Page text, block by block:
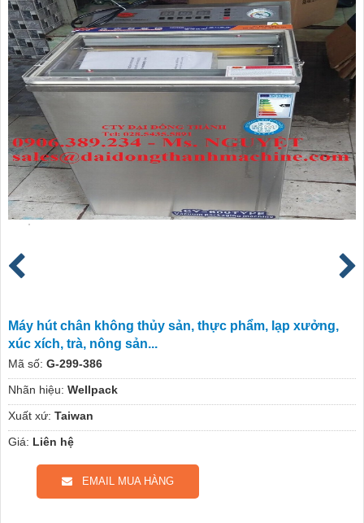
Máy hút chân không thủy sản, thực phẩm, lạp xưởng,
xúc xích, trà, nông sản...
Mã số: G-299-386
Nhãn hiệu: Wellpack
Xuất xứ: Taiwan
Giá: Liên hệ
EMAIL MUA HÀNG